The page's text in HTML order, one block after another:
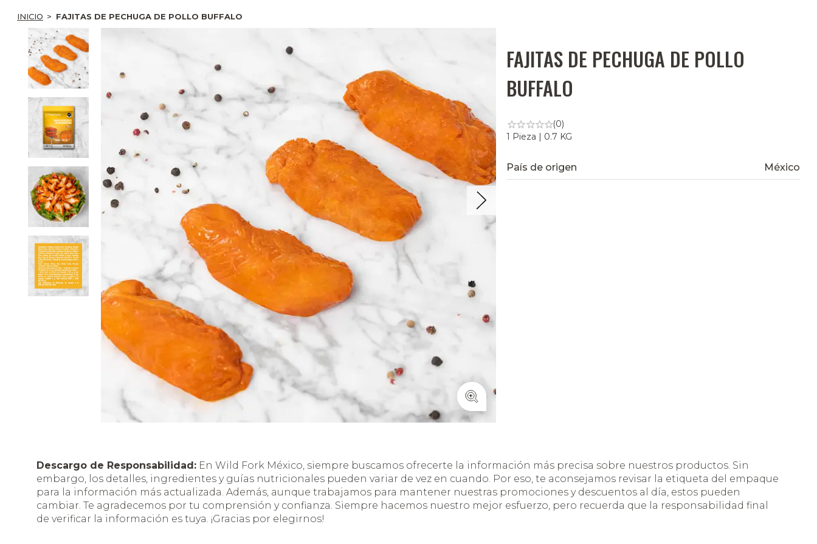
INICIO FAJITAS DE PECHUGA DE POLLO BUFFALO
FAJITAS DE PECHUGA DE POLLO
BUFFALO
(0)
1 Pieza | 0.7 KG
País de origen México
Descargo de Responsabilidad: En Wild Fork México, siempre buscamos ofrecerte la información más precisa sobre nuestros productos. Sin
embargo, los detalles, ingredientes y guías nutricionales pueden variar de vez en cuando. Por eso, te aconsejamos revisar la etiqueta del empaque
para la información más actualizada. Además, aunque trabajamos para mantener nuestras promociones y descuentos al día, estos pueden
cambiar. Te agradecemos por tu comprensión y confianza. Siempre hacemos nuestro mejor esfuerzo, pero recuerda que la responsabilidad final
de verificar la información es tuya. ¡Gracias por elegirnos!